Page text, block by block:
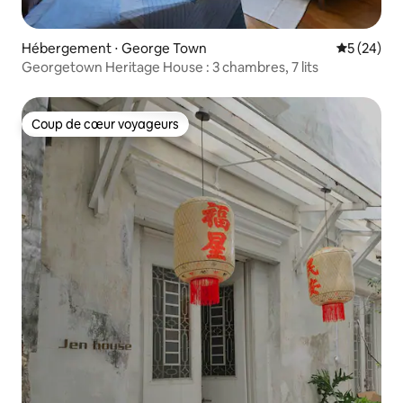
Hébergement ⋅ George Town
5 (24)
Georgetown Heritage House : 3 chambres, 7 lits
Coup de cœur voyageurs
Coup de cœur voyageurs